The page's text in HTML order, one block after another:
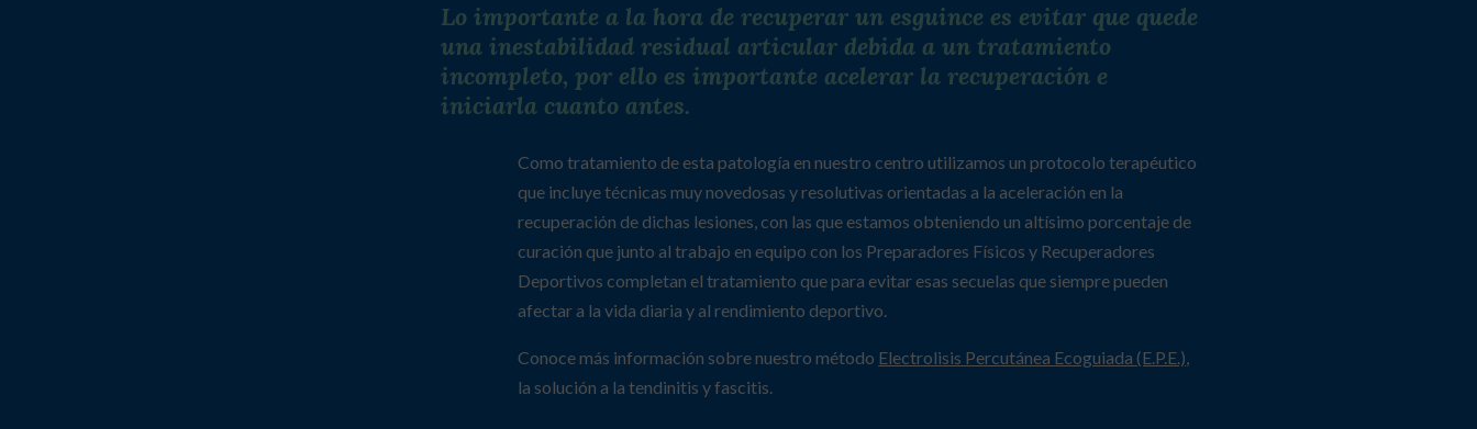
Lo importante a la hora de recuperar un esguince es evitar que quede
una inestabilidad residual articular debida a un tratamiento
incompleto, por ello es importante acelerar la recuperación e
iniciarla cuanto antes.
Como tratamiento de esta patología en nuestro centro utilizamos un protocolo terapéutico
que incluye técnicas muy novedosas y resolutivas orientadas a la aceleración en la
recuperación de dichas lesiones, con las que estamos obteniendo un altísimo porcentaje de
curación que junto al trabajo en equipo con los Preparadores Físicos y Recuperadores
Deportivos completan el tratamiento que para evitar esas secuelas que siempre pueden
afectar a la vida diaria y al rendimiento deportivo.
Conoce más información sobre nuestro método Electrolisis Percutánea Ecoguiada (E.P.E.),
la solución a la tendinitis y fascitis.